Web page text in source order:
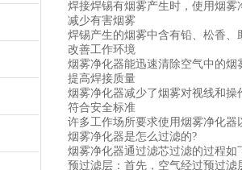
焊接焊锡有烟雾产生时，使用烟雾
减少有害烟雾
焊锡产生的烟雾中含有铅、松香、
改善工作环境
烟雾净化器能迅速清除空气中的烟
提高焊接质量
烟雾净化器减少了烟雾对视线和操
符合安全标准
许多工作场所要求使用烟雾净化器
烟雾净化器是怎么过滤的?
烟雾净化器通过滤芯过滤的过程如
预过滤层：首先，空气经过预过滤